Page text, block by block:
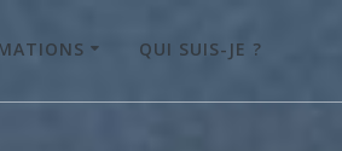
QUI SUIS-JE ?